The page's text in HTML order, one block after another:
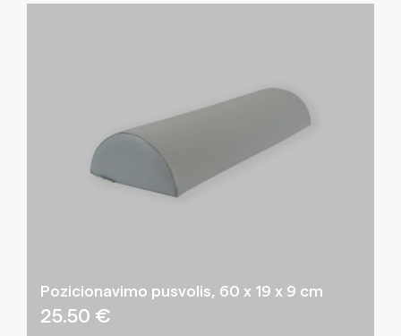
Pozicionavimo pusvolis, 60 x 19 x 9 cm
25.50 €